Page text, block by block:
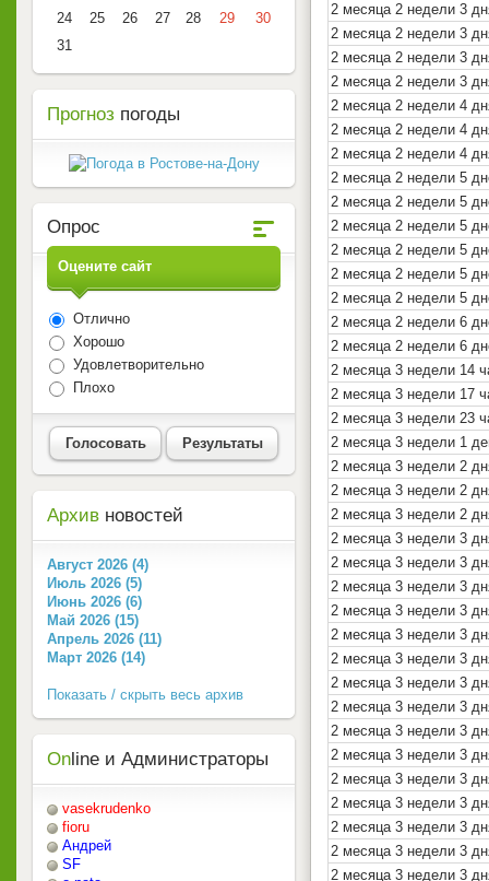
2 месяца 2 недели 3
2 месяца 2 недели 3
2 месяца 2 недели 3
2 месяца 2 недели 3
2 месяца 2 недели 4
2 месяца 2 недели 4
2 месяца 2 недели 4
2 месяца 2 недели 5
2 месяца 2 недели 5
2 месяца 2 недели 5
2 месяца 2 недели 5
2 месяца 2 недели 5
2 месяца 2 недели 5
2 месяца 2 недели 6
2 месяца 2 недели 6
2 месяца 3 недели 14
2 месяца 3 недели 17
2 месяца 3 недели 23
2 месяца 3 недели 1
2 месяца 3 недели 2
2 месяца 3 недели 2
2 месяца 3 недели 2
2 месяца 3 недели 3
2 месяца 3 недели 3
2 месяца 3 недели 3
2 месяца 3 недели 3
2 месяца 3 недели 3
2 месяца 3 недели 3
2 месяца 3 недели 3
2 месяца 3 недели 3
2 месяца 3 недели 3
2 месяца 3 недели 3
2 месяца 3 недели 3
2 месяца 3 недели 3
2 месяца 3 недели 3
2 месяца 3 недели 3
2 месяца 3 недели 3
24
25 26 27 28 29
30
31
Прогноз погоды
Опрос
Оцените сайт
Отлично
Хорошо
Удовлетворительно
Плохо
Голосовать Результаты
Архив новостей
Август 2026 (4)
Июль 2026 (5)
Июнь 2026 (6)
Май 2026 (15)
Апрель 2026 (11)
Март 2026 (14)
Показать / скрыть весь архив
On line и Администраторы
vasekrudenko
fioru
Андрей
SF